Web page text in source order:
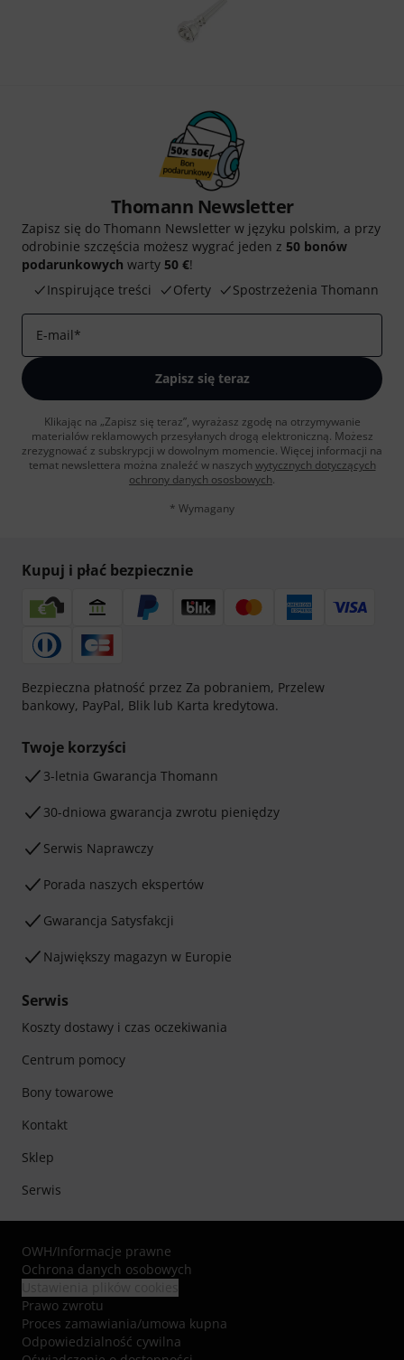
Thomann Newsletter
Zapisz się do Thomann Newsletter w języku polskim, a przy
odrobinie szczęścia możesz wygrać jeden z 50 bonów
podarunkowych warty 50 €!
Inspirujące treści
Oferty Spostrzeżenia Thomann
E-mail*
Zapisz się teraz
Klikając na „Zapisz się teraz”, wyrażasz zgodę na otrzymywanie
materialów reklamowych przesyłanych drogą elektroniczną. Możesz
zrezygnować z subskrypcji w dowolnym momencie. Więcej informacji na
temat newslettera można znaleźć w naszych wytycznych dotyczących
ochrony danych ososbowych.
* Wymagany
Kupuj i płać bezpiecznie
Bezpieczna płatność przez Za pobraniem, Przelew
bankowy, PayPal, Blik lub Karta kredytowa.
Twoje korzyści
3-letnia Gwarancja Thomann
30-dniowa gwarancja zwrotu pieniędzy
Serwis Naprawczy
Porada naszych ekspertów
Gwarancja Satysfakcji
Największy magazyn w Europie
Serwis
Koszty dostawy i czas oczekiwania
Centrum pomocy
Bony towarowe
Kontakt
Sklep
Serwis
OWH/Informacje prawne
Ochrona danych osobowych
Prawo zwrotu
Proces zamawiania/umowa kupna
Odpowiedzialność cywilna